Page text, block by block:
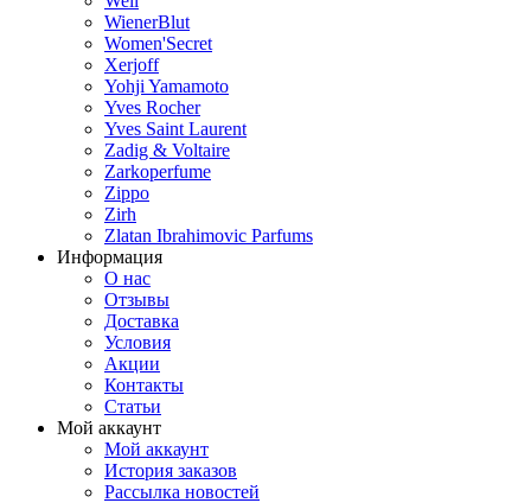
WienerBlut
Women'Secret
Xerjoff
Yohji Yamamoto
Yves Rocher
Yves Saint Laurent
Zadig & Voltaire
Zarkoperfume
Zippo
Zirh
Zlatan Ibrahimovic Parfums
Информация
О нас
Отзывы
Доставка
Условия
Aкции
Контакты
Статьи
Мой аккаунт
Мой аккаунт
История заказов
Рассылка новостей